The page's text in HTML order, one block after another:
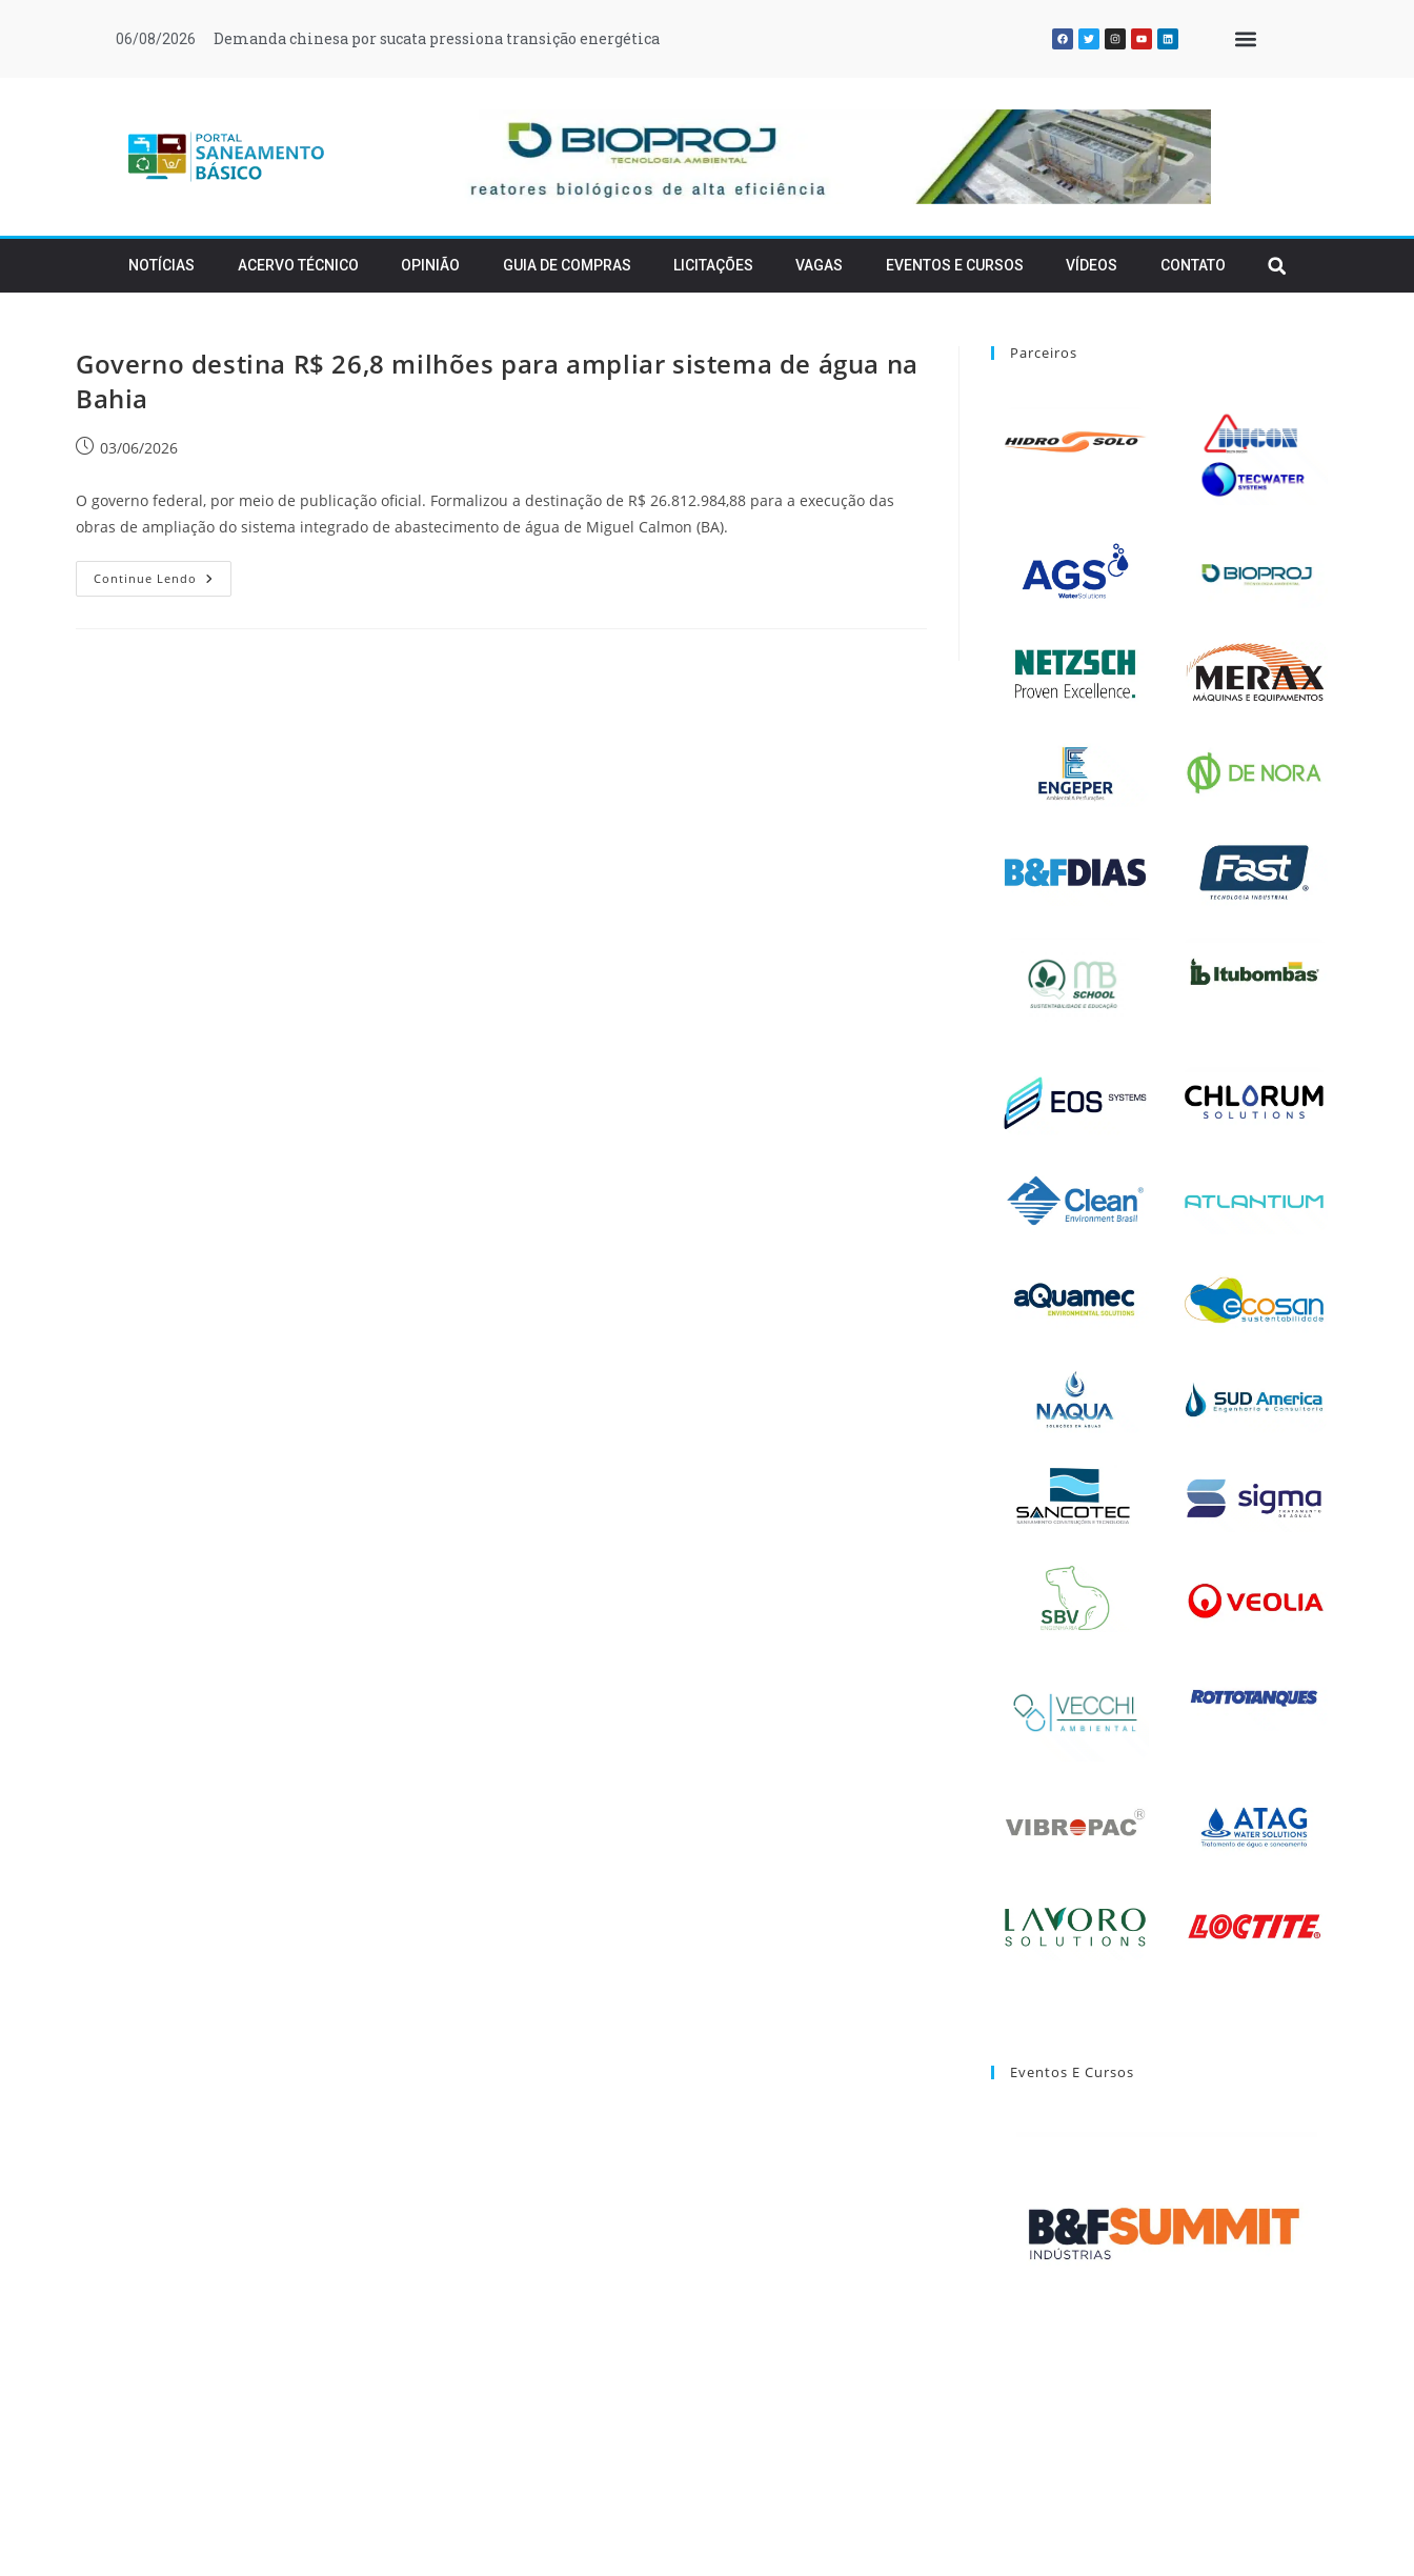
06/08/2026 Demanda chinesa por sucata pressiona transição energética
NOTÍCIAS ACERVO TÉCNICO OPINIÃO GUIA DE COMPRAS LICITAÇÕES VAGAS EVENTOS E CURSOS VÍDEOS CONTATO
Governo destina R$ 26,8 milhões para ampliar sistema de água na
Bahia
03/06/2026
O governo federal, por meio de publicação oficial. Formalizou a destinação de R$ 26.812.984,88 para a execução das
obras de ampliação do sistema integrado de abastecimento de água de Miguel Calmon (BA).
Continue Lendo
Parceiros
Eventos E Cursos